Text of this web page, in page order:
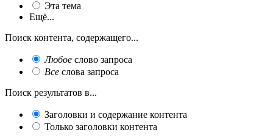
Эта тема
Ещё...
Поиск контента, содержащего...
Любое слово запроса
Все слова запроса
Поиск результатов в...
Заголовки и содержание контента
Только заголовки контента